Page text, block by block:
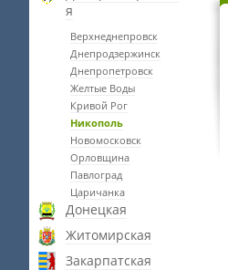
я
Верхнеднепровск
Днепродзержинск
Днепропетровск
Желтые Воды
Кривой Рог
Никополь
Новомосковск
Орловщина
Павлоград
Царичанка
Донецкая
Житомирская
Закарпатская